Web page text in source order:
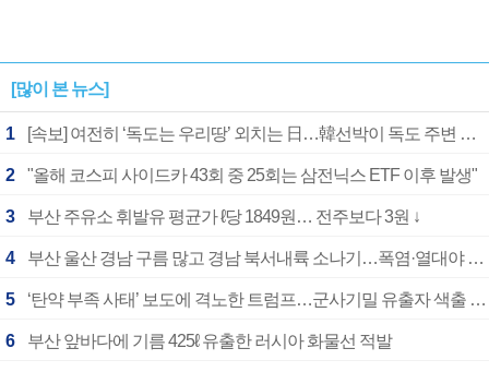
[많이 본 뉴스]
1 [속보] 여전히 ‘독도는 우리땅’ 외치는 日…韓선박이 독도 주변 해양조사 활동하자 반발
2 "올해 코스피 사이드카 43회 중 25회는 삼전닉스 ETF 이후 발생"
3 부산 주유소 휘발유 평균가 ℓ당 1849원… 전주보다 3원 ↓
4 부산 울산 경남 구름 많고 경남 북서내륙 소나기…폭염·열대야 계속
5 ‘탄약 부족 사태’ 보도에 격노한 트럼프…군사기밀 유출자 색출 지시
6 부산 앞바다에 기름 425ℓ 유출한 러시아 화물선 적발